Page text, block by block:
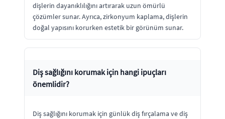
dişlerin dayanıklılığını artırarak uzun ömürlü
çözümler sunar. Ayrıca, zirkonyum kaplama, dişlerin
doğal yapısını korurken estetik bir görünüm sunar.
Diş sağlığını korumak için hangi ipuçları
önemlidir?
Diş sağlığını korumak için günlük diş fırçalama ve diş